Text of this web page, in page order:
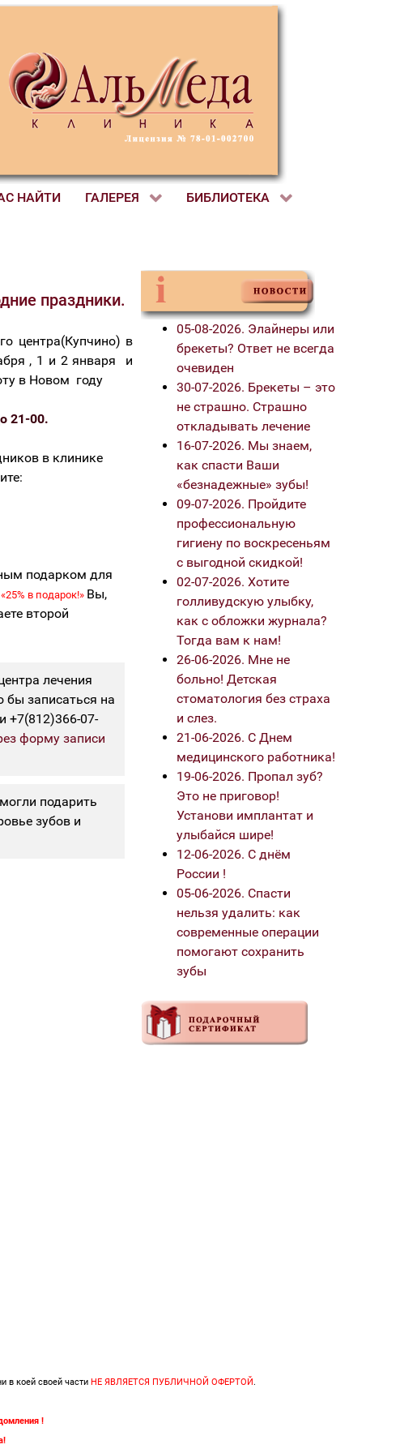
НАЙТИ ГАЛЕРЕЯ БИБЛИОТЕКА
праздники.
центра(Купчино) в
, 1 и 2 января и
в Новом году
21-00.
в клинике
подарком для
«25% в подарок!» Вы,
второй
лечения
бы записаться на
+7(812)366-07-
форму записи
подарить
зубов и
05-08-2026. Элайнеры или
брекеты? Ответ не всегда
очевиден
30-07-2026. Брекеты – это
не страшно. Страшно
откладывать лечение
16-07-2026. Мы знаем,
как спасти Ваши
«безнадежные» зубы!
09-07-2026. Пройдите
профессиональную
гигиену по воскресеньям
с выгодной скидкой!
02-07-2026. Хотите
голливудскую улыбку,
как с обложки журнала?
Тогда вам к нам!
26-06-2026. Мне не
больно! Детская
стоматология без страха
и слез.
21-06-2026. С Днем
медицинского работника!
19-06-2026. Пропал зуб?
Это не приговор!
Установи имплантат и
улыбайся шире!
12-06-2026. С днём
России !
05-06-2026. Спасти
нельзя удалить: как
современные операции
помогают сохранить
зубы
в коей своей части НЕ ЯВЛЯЕТСЯ ПУБЛИЧНОЙ ОФЕРТОЙ.
!